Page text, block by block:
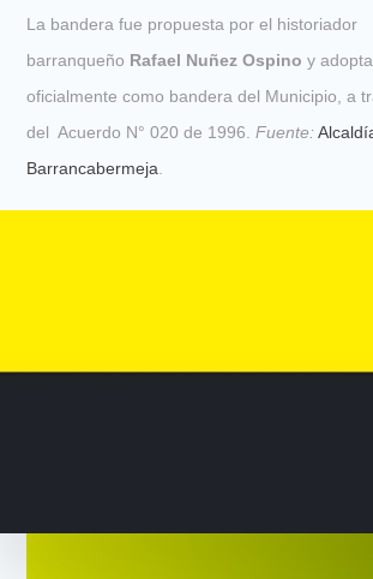
La bandera fue propuesta por el historiador
barranqueño Rafael Nuñez Ospino y
oficialmente como bandera del Municipio, a
del Acuerdo N° 020 de 1996.Fuente:
Barrancabermeja.